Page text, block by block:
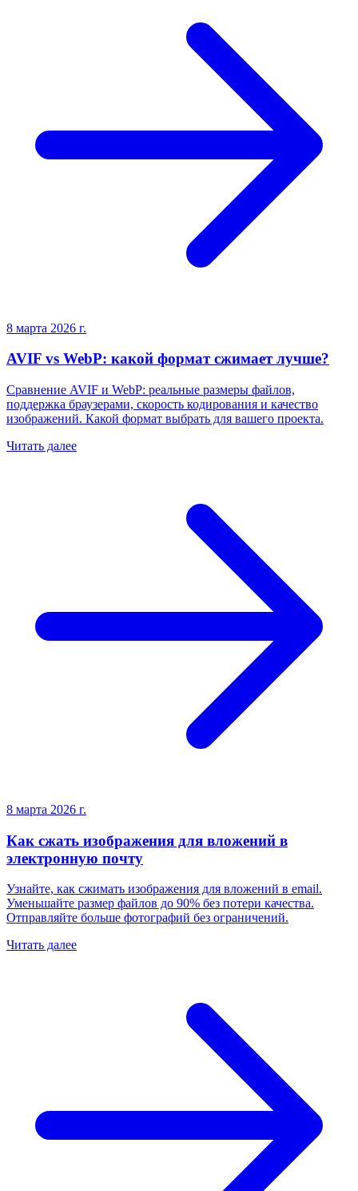
8 марта 2026 г.
AVIF vs WebP: какой формат сжимает лучше?
Сравнение AVIF и WebP: реальные размеры файлов,
поддержка браузерами, скорость кодирования и качество
изображений. Какой формат выбрать для вашего проекта.
Читать далее
8 марта 2026 г.
Как сжать изображения для вложений в
электронную почту
Узнайте, как сжимать изображения для вложений в email.
Уменьшайте размер файлов до 90% без потери качества.
Отправляйте больше фотографий без ограничений.
Читать далее